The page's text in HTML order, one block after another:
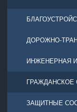
ДОРОЖНО-
ИНЖЕНЕРНАЯ
ГРАЖДАНСКОЕ
ЗАЩИТНЫЕ